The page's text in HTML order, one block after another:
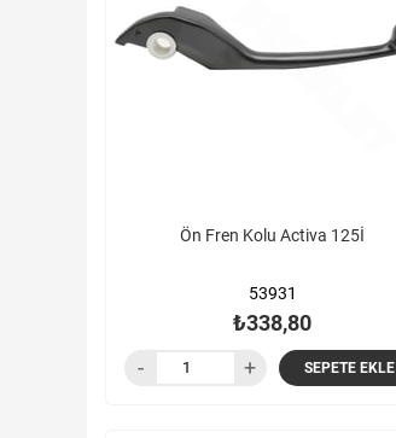
Ön Fren Kolu Activa 125İ
53931
₺338,80
SEPETE EKLE